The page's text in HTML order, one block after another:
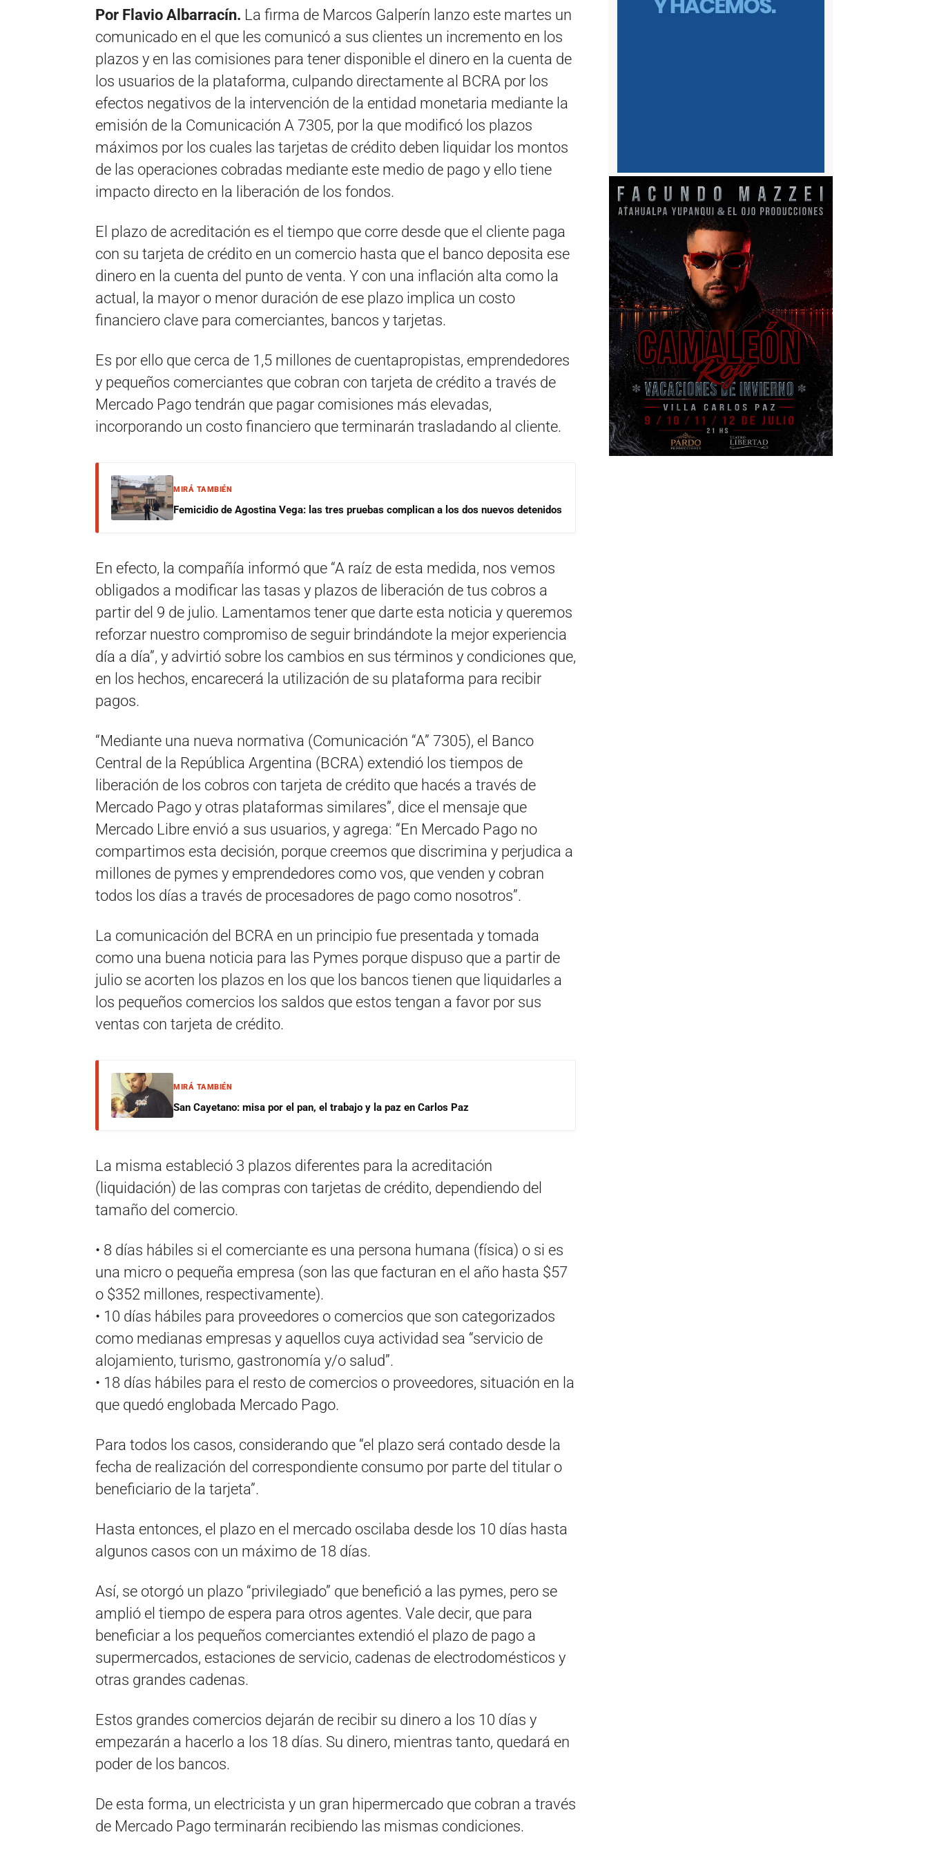
Por Flavio Albarracín. La firma de Marcos Galperín lanzo este martes un
comunicado en el que les comunicó a sus clientes un incremento en los
plazos y en las comisiones para tener disponible el dinero en la cuenta de
los usuarios de la plataforma, culpando directamente al BCRA por los
efectos negativos de la intervención de la entidad monetaria mediante la
emisión de la Comunicación A 7305, por la que modificó los plazos
máximos por los cuales las tarjetas de crédito deben liquidar los montos
de las operaciones cobradas mediante este medio de pago y ello tiene
impacto directo en la liberación de los fondos.
El plazo de acreditación es el tiempo que corre desde que el cliente paga
con su tarjeta de crédito en un comercio hasta que el banco deposita ese
dinero en la cuenta del punto de venta. Y con una inflación alta como la
actual, la mayor o menor duración de ese plazo implica un costo
financiero clave para comerciantes, bancos y tarjetas.
Es por ello que cerca de 1,5 millones de cuentapropistas, emprendedores
y pequeños comerciantes que cobran con tarjeta de crédito a través de
Mercado Pago tendrán que pagar comisiones más elevadas,
incorporando un costo financiero que terminarán trasladando al cliente.
MIRÁ TAMBIÉN
Femicidio de Agostina Vega: las tres pruebas complican a los dos nuevos detenidos
En efecto, la compañía informó que “A raíz de esta medida, nos vemos
obligados a modificar las tasas y plazos de liberación de tus cobros a
partir del 9 de julio. Lamentamos tener que darte esta noticia y queremos
reforzar nuestro compromiso de seguir brindándote la mejor experiencia
día a día”, y advirtió sobre los cambios en sus términos y condiciones que,
en los hechos, encarecerá la utilización de su plataforma para recibir
pagos.
“Mediante una nueva normativa (Comunicación “A” 7305), el Banco
Central de la República Argentina (BCRA) extendió los tiempos de
liberación de los cobros con tarjeta de crédito que hacés a través de
Mercado Pago y otras plataformas similares”, dice el mensaje que
Mercado Libre envió a sus usuarios, y agrega: “En Mercado Pago no
compartimos esta decisión, porque creemos que discrimina y perjudica a
millones de pymes y emprendedores como vos, que venden y cobran
todos los días a través de procesadores de pago como nosotros”.
La comunicación del BCRA en un principio fue presentada y tomada
como una buena noticia para las Pymes porque dispuso que a partir de
julio se acorten los plazos en los que los bancos tienen que liquidarles a
los pequeños comercios los saldos que estos tengan a favor por sus
ventas con tarjeta de crédito.
MIRÁ TAMBIÉN
San Cayetano: misa por el pan, el trabajo y la paz en Carlos Paz
La misma estableció 3 plazos diferentes para la acreditación
(liquidación) de las compras con tarjetas de crédito, dependiendo del
tamaño del comercio.
• 8 días hábiles si el comerciante es una persona humana (física) o si es
una micro o pequeña empresa (son las que facturan en el año hasta $57
o $352 millones, respectivamente).
• 10 días hábiles para proveedores o comercios que son categorizados
como medianas empresas y aquellos cuya actividad sea “servicio de
alojamiento, turismo, gastronomía y/o salud”.
• 18 días hábiles para el resto de comercios o proveedores, situación en la
que quedó englobada Mercado Pago.
Para todos los casos, considerando que “el plazo será contado desde la
fecha de realización del correspondiente consumo por parte del titular o
beneficiario de la tarjeta”.
Hasta entonces, el plazo en el mercado oscilaba desde los 10 días hasta
algunos casos con un máximo de 18 días.
Así, se otorgó un plazo “privilegiado” que benefició a las pymes, pero se
amplió el tiempo de espera para otros agentes. Vale decir, que para
beneficiar a los pequeños comerciantes extendió el plazo de pago a
supermercados, estaciones de servicio, cadenas de electrodomésticos y
otras grandes cadenas.
Estos grandes comercios dejarán de recibir su dinero a los 10 días y
empezarán a hacerlo a los 18 días. Su dinero, mientras tanto, quedará en
poder de los bancos.
De esta forma, un electricista y un gran hipermercado que cobran a través
de Mercado Pago terminarán recibiendo las mismas condiciones.